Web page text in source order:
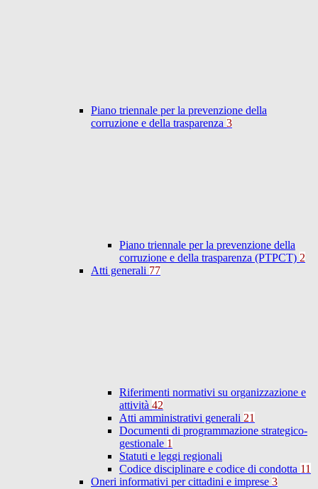
Piano triennale per la prevenzione della
corruzione e della trasparenza 3
Piano triennale per la prevenzione della
corruzione e della trasparenza (PTPCT) 2
Atti generali 77
Riferimenti normativi su organizzazione e
attività 42
Atti amministrativi generali 21
Documenti di programmazione strategico-
gestionale 1
Statuti e leggi regionali
Codice disciplinare e codice di condotta 11
Oneri informativi per cittadini e imprese 3